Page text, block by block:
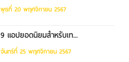
พุธที่ 20 พฤศจิกายน 2567
9 แอปยอดนิยมสำหรับเท...
จันทร์ที่ 25 พฤศจิกายน 2567